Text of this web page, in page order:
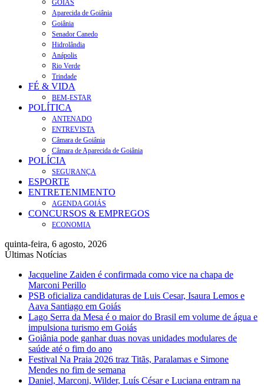
GOIÁS
Aparecida de Goiânia
Goiânia
Senador Canedo
Hidrolândia
Anápolis
Rio Verde
Trindade
FÉ & VIDA
BEM-ESTAR
POLÍTICA
ANTENADO
ENTREVISTA
Câmara de Goiânia
Câmara de Aparecida de Goiânia
POLÍCIA
SEGURANÇA
ESPORTE
ENTRETENIMENTO
AGENDA GOIÁS
CONCURSOS & EMPREGOS
ECONOMIA
quinta-feira, 6 agosto, 2026
Últimas Notícias
Jacqueline Zaiden é confirmada como vice na chapa de
Marconi Perillo
PSB oficializa candidaturas de Luis Cesar, Isaura Lemos e
Aava Santiago em Goiás
Lago Serra da Mesa é o maior do Brasil em volume de água e
impulsiona turismo em Goiás
Goiânia pode ganhar duas novas unidades modulares de
saúde até o fim do ano
Festival Na Praia 2026 traz Titãs, Paralamas e Simone
Mendes no fim de semana
Daniel, Marconi, Wilder, Luís César e Luciana entram na